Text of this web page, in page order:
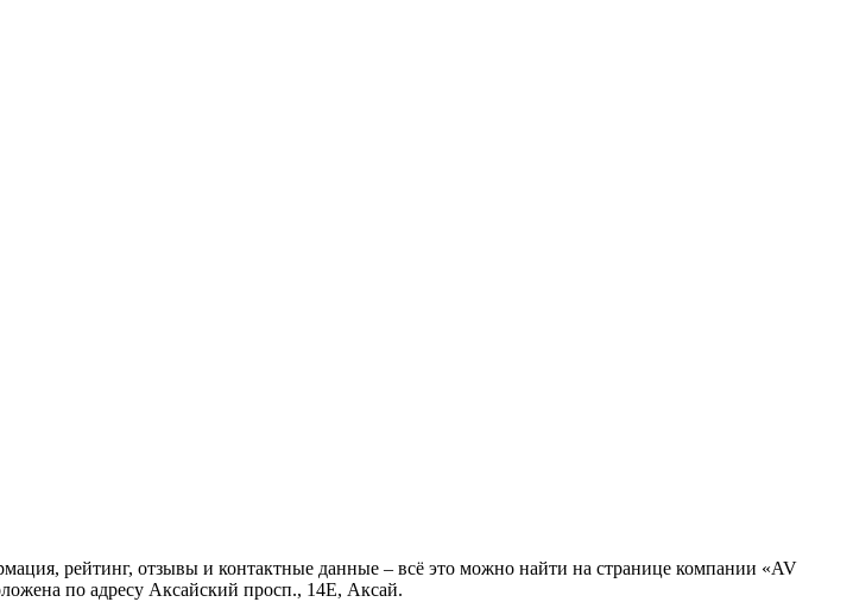
рейтинг, отзывы и контактные данные – всё это можно найти на странице компании «AV
по адресу Аксайский просп., 14Е, Аксай.